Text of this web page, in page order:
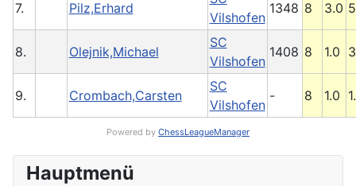
7. Pilz,Erhard
Vilshofen
1348 8 3.0
8. Olejnik,Michael
SC
Vilshofen
1408 8 1.0
9. Crombach,Carsten
SC
Vilshofen
- 8 1.0
Powered by ChessLeagueManager
Hauptmenü